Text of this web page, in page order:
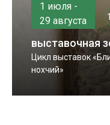
1 июля -
29 августа
выставочная
Цикл выставок
нохчий»